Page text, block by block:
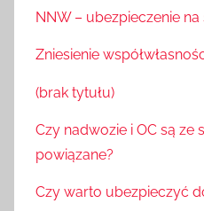
NNW – ubezpieczenie
Zniesienie
(brak tytułu)
Czy nadwozie i OC są ze
powiązane?
Czy warto ubezpieczyć